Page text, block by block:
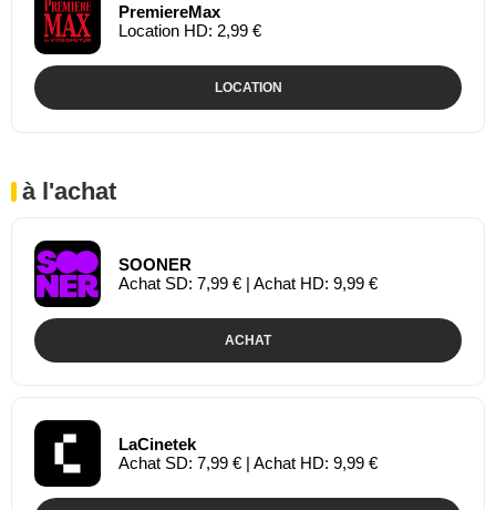
PremiereMax
Location HD: 2,99 €
LOCATION
à l'achat
SOONER
Achat SD: 7,99 € | Achat HD: 9,99 €
ACHAT
LaCinetek
Achat SD: 7,99 € | Achat HD: 9,99 €